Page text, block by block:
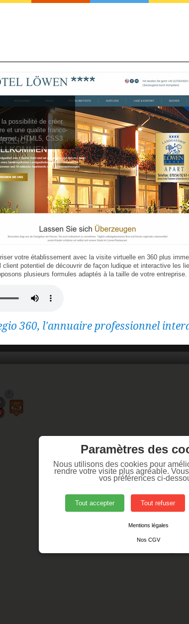
votre clientèle grâce
360
votre établissement avec la visite virtuelle en 360 plus
client potentiel de découvrir de façon ludique et interactive les
plusieurs formules adaptés à la taille de votre entreprise.
360, l'annuaire professionnel